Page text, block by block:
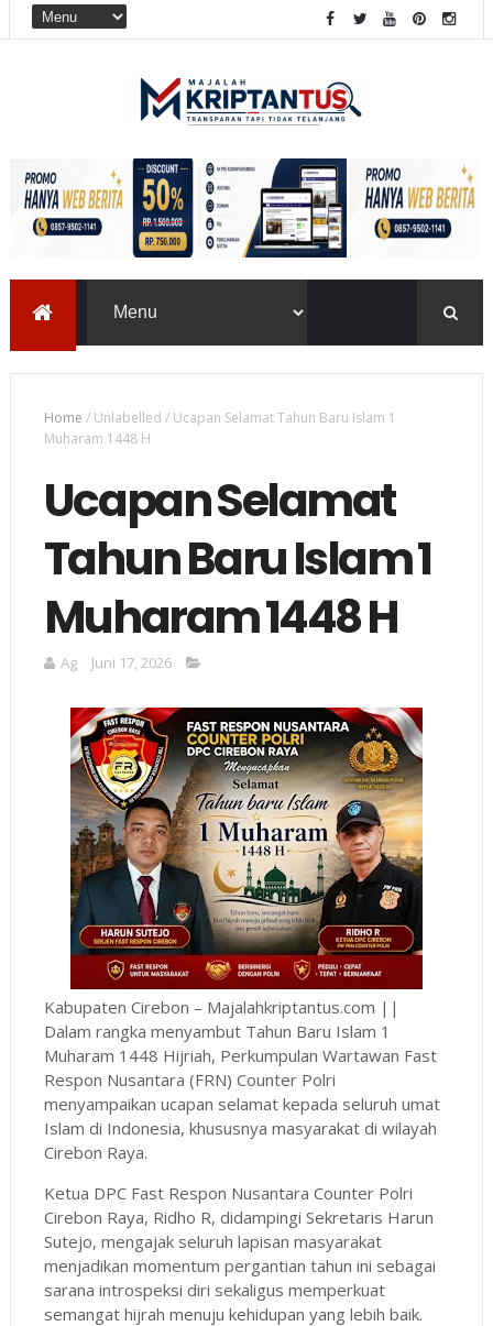
Home /Unlabelled / Ucapan Selamat Tahun Baru Islam 1
Muharam 1448 H
Ucapan Selamat
Tahun Baru Islam 1
Muharam 1448 H
Ag Juni 17, 2026
Kabupaten Cirebon – Majalahkriptantus.com ||
Dalam rangka menyambut Tahun Baru Islam 1
Muharam 1448 Hijriah, Perkumpulan Wartawan Fast
Respon Nusantara (FRN) Counter Polri
menyampaikan ucapan selamat kepada seluruh umat
Islam di Indonesia, khususnya masyarakat di wilayah
Cirebon Raya.
Ketua DPC Fast Respon Nusantara Counter Polri
Cirebon Raya, Ridho R, didampingi Sekretaris Harun
Sutejo, mengajak seluruh lapisan masyarakat
menjadikan momentum pergantian tahun ini sebagai
sarana introspeksi diri sekaligus memperkuat
semangat hijrah menuju kehidupan yang lebih baik.